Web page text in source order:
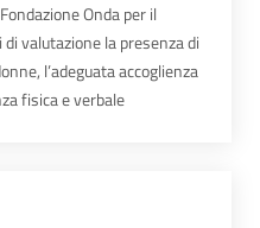
Onda per il
valutazione la presenza di
l’adeguata accoglienza
fisica e verbale